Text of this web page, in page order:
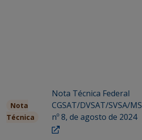
Nota
Técnica
Nota Técnica Federal
CGSAT/DVSAT/SVSA/MS
nº 8, de agosto de 2024